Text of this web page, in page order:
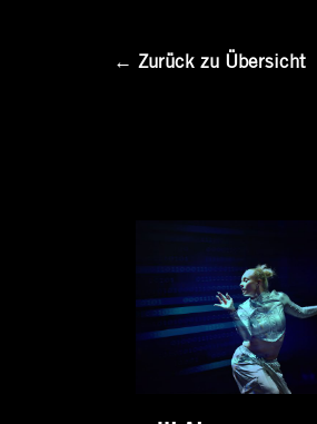
← Zurück zu Übersicht